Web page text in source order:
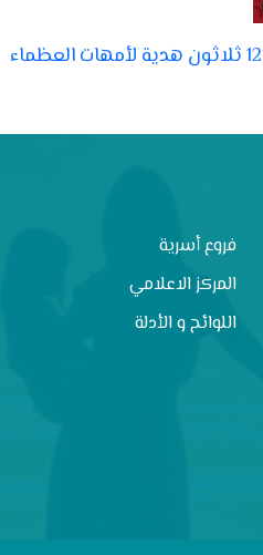
12 ثلاثون هدية لأمهات العظماء
فروع أسرية
المركز الاعلامي
اللوائح و الأدلة